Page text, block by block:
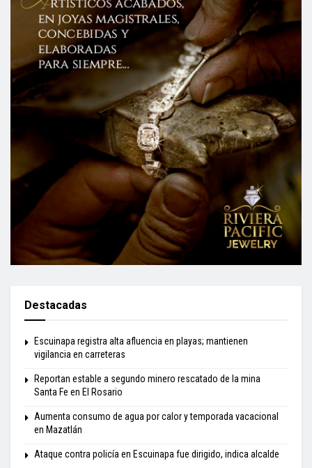
Destacadas
Escuinapa registra alta afluencia en playas; mantienen
vigilancia en carreteras
Reportan estable a segundo minero rescatado de la mina
Santa Fe en El Rosario
Aumenta consumo de agua por calor y temporada vacacional
en Mazatlán
Ataque contra policía en Escuinapa fue dirigido, indica alcalde